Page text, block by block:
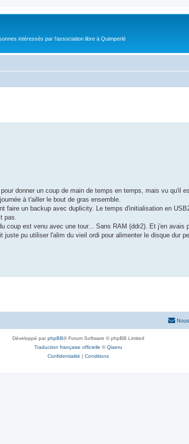
intéressés par l'association libre à Quimperlé
donner un coup de main de temps en temps, mais vu qu'il
à t'ailler le bout de gras ensemble.
faire un backup avec duplicity. Le temps d'initialisation en
pas.
coup est venu avec une tour... Sans RAM (ddr2). Et j'en avais
pu utiliser l'alim du vieil ordi pour alimenter le disque dur
Développé parphpBB® Forum Software © phpBB Limited
Traduction française officielle ©Qiaeru
Confidentialité | Conditions